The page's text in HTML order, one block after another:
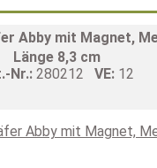
Abby mit Magnet,
Länge 8,3 cm
Nr.: 280212 VE: 12